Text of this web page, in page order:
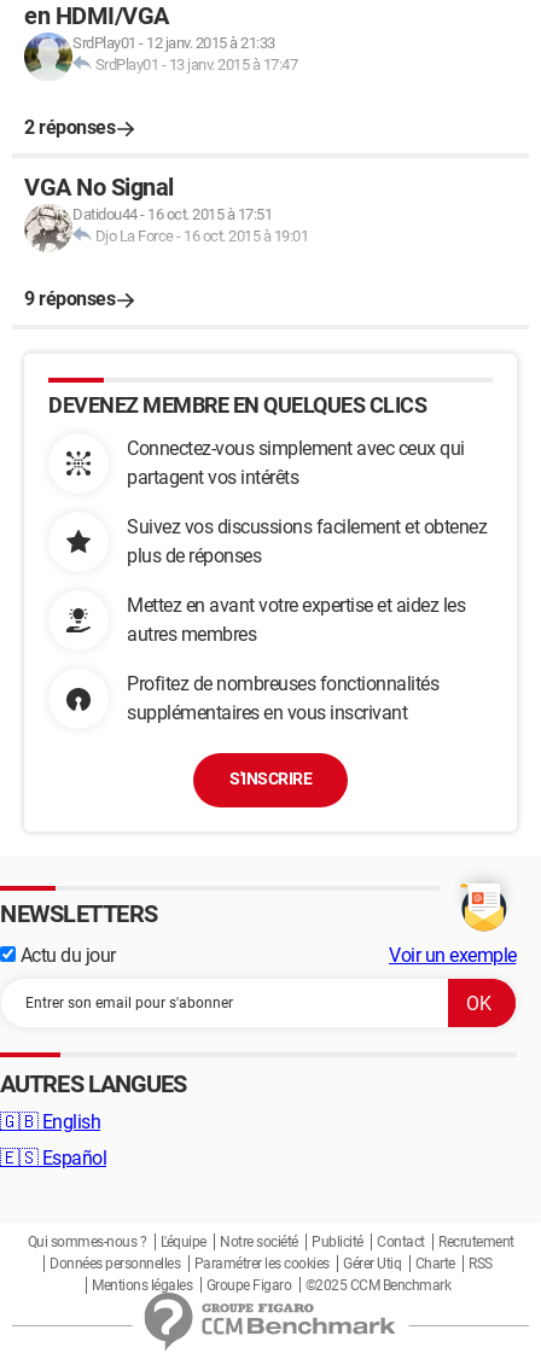
en HDMI/VGA
SrdPlay01 - 12 janv. 2015 à 21:33
SrdPlay01 - 13 janv. 2015 à 17:47
2 réponses
VGA No Signal
Datidou44- 16 oct. 2015 à 17:51
Djo La Force- 16 oct. 2015 à 19:01
9 réponses
DEVENEZ MEMBRE EN QUELQUES CLICS
Connectez-vous simplement avec ceux qui
partagent vos intérêts
Suivez vos discussions facilement et obtenez
plus de réponses
Mettez en avant votre expertise et aidez les
autres membres
Profitez de nombreuses fonctionnalités
supplémentaires en vous inscrivant
S'INSCRIRE
NEWSLETTERS
Actu du jour Voir un exemple
AUTRES LANGUES
🇬🇧 English
🇪🇸 Español
Qui sommes-nous ? L'équipe Notre société Publicité Contact
Recrutement
Données personnelles
Paramétrer les cookies Gérer Utiq Charte
RSS
Mentions légales
Groupe Figaro ©2025 CCM Benchmark